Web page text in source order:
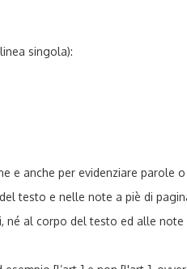
singola):
e anche per evidenziare parole
testo e nelle note a piè di
al corpo del testo ed alle note